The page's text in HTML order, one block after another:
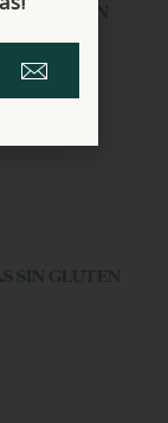
GLUTEN
SIN GLUTEN